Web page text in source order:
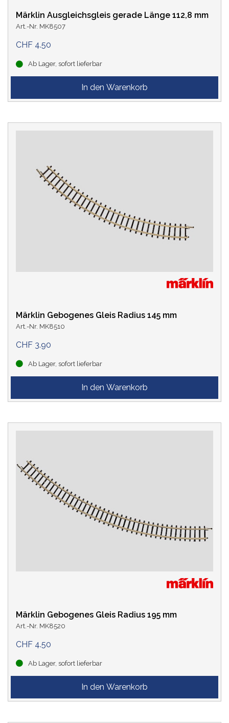
Märklin Ausgleichsgleis gerade Länge 112,8 mm
Art.-Nr. MK8507
CHF 4.50
Ab Lager, sofort lieferbar
Märklin Gebogenes Gleis Radius 145 mm
Art.-Nr. MK8510
CHF 3.90
Ab Lager, sofort lieferbar
Märklin Gebogenes Gleis Radius 195 mm
Art.-Nr. MK8520
CHF 4.50
Ab Lager, sofort lieferbar